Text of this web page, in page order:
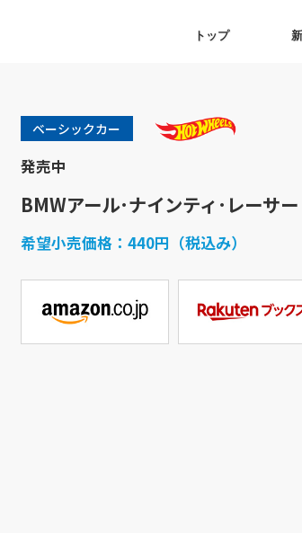
トップ
ベーシックカー
発売中
BMWアール･ナインティ･レーサー
希望小売価格： 440円（税込み）
企業情報